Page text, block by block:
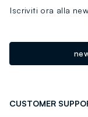
Iscriviti ora alla
CUSTOMER